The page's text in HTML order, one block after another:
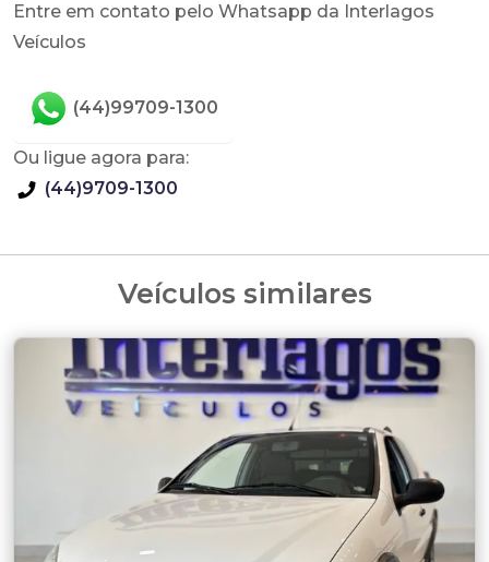
Entre em contato pelo Whatsapp da Interlagos
Veículos
(44)99709-1300
Ou ligue agora para:
(44)9709-1300
Veículos similares